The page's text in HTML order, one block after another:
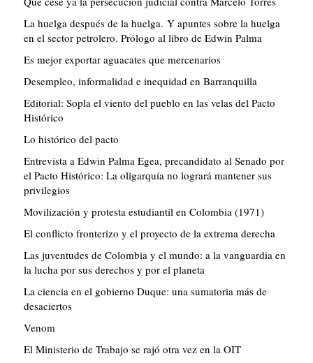
La huelga después de la huelga. Y apuntes sobre la huelga
en el sector petrolero. Prólogo al libro de Edwin Palma
Es mejor exportar aguacates que mercenarios
Desempleo, informalidad e inequidad en Barranquilla
Editorial: Sopla el viento del pueblo en las velas del Pacto
Histórico
Lo histórico del pacto
Entrevista a Edwin Palma Egea, precandidato al Senado por
el Pacto Histórico: La oligarquía no logrará mantener sus
privilegios
Movilización y protesta estudiantil en Colombia (1971)
El conflicto fronterizo y el proyecto de la extrema derecha
Las juventudes de Colombia y el mundo: a la vanguardia en
la lucha por sus derechos y por el planeta
La ciencia en el gobierno Duque: una sumatoria más de
desaciertos
Venom
El Ministerio de Trabajo se rajó otra vez en la OIT